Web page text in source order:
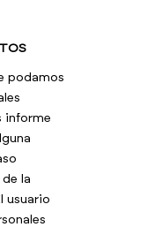
podamos
informe
la
usuario